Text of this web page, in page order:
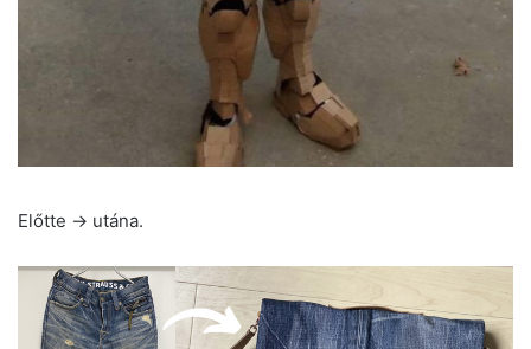
Előtte -> utána.